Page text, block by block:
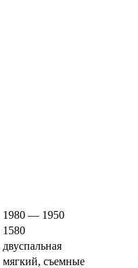
1980 — 1950
1580
двуспальная
мягкий, съемные